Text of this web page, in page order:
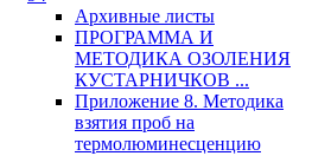
Архивные листы
ПРОГРАММА И
МЕТОДИКА ОЗОЛЕНИЯ
КУСТАРНИЧКОВ ...
Приложение 8. Методика
взятия проб на
термолюминесценцию